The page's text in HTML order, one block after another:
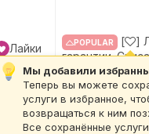
Лайки POPULAR [ ]
гарантии.
Мы добавили
Теперь вы можете
услуги в избранное,
возвращаться к ним
Все сохранённые